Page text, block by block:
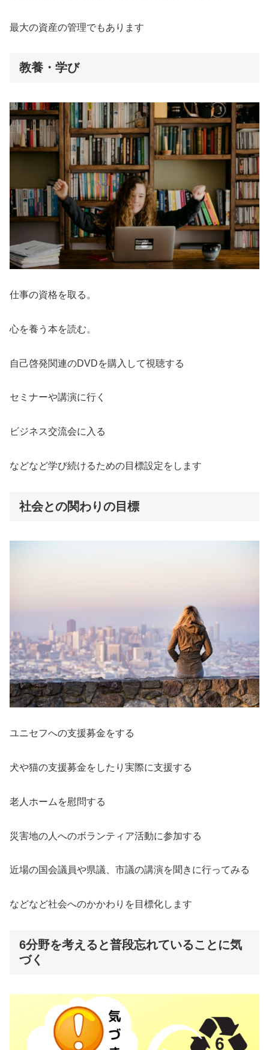
最大の資産の管理でもあります
教養・学び
仕事の資格を取る。
心を養う本を読む。
自己啓発関連のDVDを購入して視聴する
セミナーや講演に行く
ビジネス交流会に入る
などなど学び続けるための目標設定をします
社会との関わりの目標
ユニセフへの支援募金をする
犬や猫の支援募金をしたり実際に支援する
老人ホームを慰問する
災害地の人へのボランティア活動に参加する
近場の国会議員や県議、市議の講演を聞きに行ってみる
などなど社会へのかかわりを目標化します
6分野を考えると普段忘れていることに気
づく